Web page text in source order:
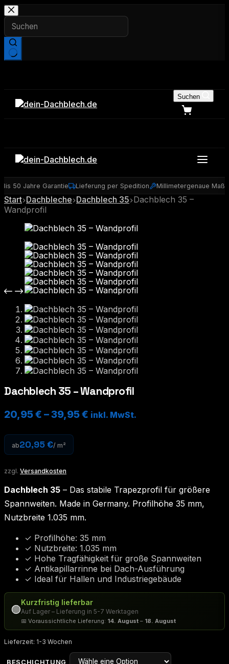
Zum
Inhalt
springen
Suchen
50 Jahre Garantie Lieferung per Spedition Millimetergenaue
Start Dachbleche Dachblech 35 Dachblech 35 –
Wandprofil
Dachblech 35 – Wandprofil
20,95€ –39,95€ inkl. MwSt.
ab20,95 €/ m²
zzgl. Versandkosten
Dachblech 35 – Das stabile Trapezprofil für größere
Spannweiten. Made in Germany. Profilhöhe 35 mm,
Nutzbreite 1.035 mm.
✓ Profilhöhe: 35 mm
✓ Nutzbreite: 1.035 mm
✓ Hohe Tragfähigkeit für große Spannweiten
✓ Antikapillarrinne bei Dach-Ausführung
✓ Ideal für Hallen und Industriegebäude
🟢
Kurzfristig lieferbar
Auf Lager – Lieferung in 5-7 Werktagen
📅 Voraussichtliche Lieferung: 14. August – 18. August
Lieferzeit: 1-3 Wochen
BESCHICHTUNG